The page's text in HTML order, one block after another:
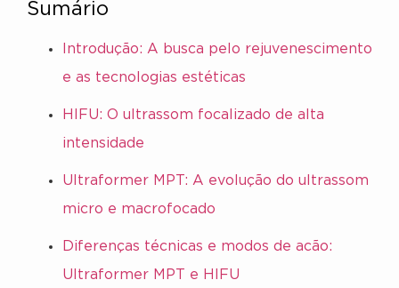
Sumário
Introdução: A busca pelo rejuvenescimento
e as tecnologias estéticas
HIFU: O ultrassom focalizado de alta
intensidade
Ultraformer MPT: A evolução do ultrassom
micro e macrofocado
Diferenças técnicas e modos de acão:
Ultraformer MPT e HIFU